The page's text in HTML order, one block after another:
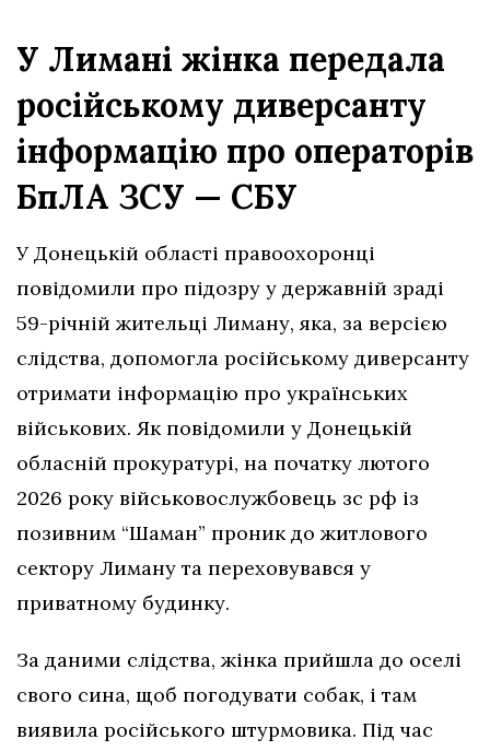
У Лимані жінка передала
російському диверсанту
інформацію про операторів
БпЛА ЗСУ — СБУ
У Донецькій області правоохоронці
повідомили про підозру у державній зраді
59-річній жительці Лиману, яка, за версією
слідства, допомогла російському диверсанту
отримати інформацію про українських
військових. Як повідомили у Донецькій
обласній прокуратурі, на початку лютого
2026 року військовослужбовець зс рф із
позивним “Шаман” проник до житлового
сектору Лиману та переховувався у
приватному будинку.
За даними слідства, жінка прийшла до оселі
свого сина, щоб погодувати собак, і там
виявила російського штурмовика. Під час